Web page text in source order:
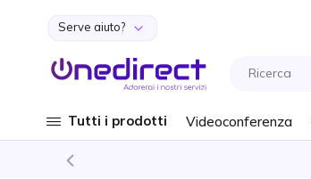
Salta al contenuto
Serve aiuto?
Tutti i prodotti Videoconferenza